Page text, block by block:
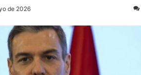
de 2026